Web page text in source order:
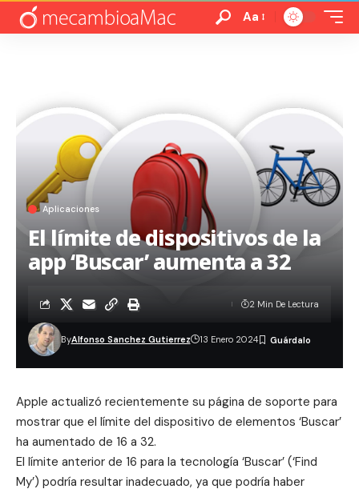
Aa
Aplicaciones
El límite de dispositivos de la
app ‘Buscar’ aumenta a 32
ByAlfonso Sanchez Gutierrez 13 Enero 2024
2 Min De Lectura
Apple actualizó recientemente su página de soporte para
mostrar que el límite del dispositivo de elementos ‘Buscar’
ha aumentado de 16 a 32.
El límite anterior de 16 para la tecnología ‘Buscar’ (‘Find
My’) podría resultar inadecuado, ya que podría haber